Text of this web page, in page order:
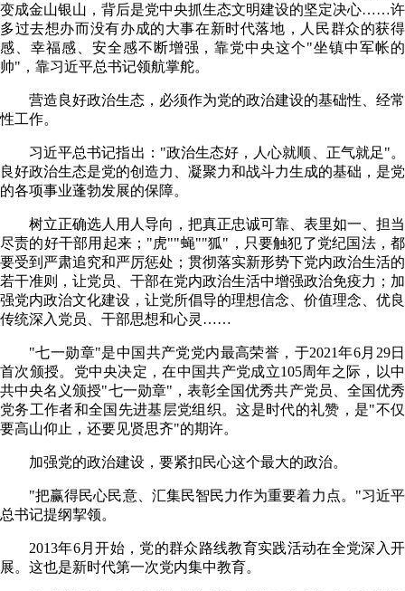
变成金山银山，背后是党中央抓生态文明建设的坚定决心……许
多过去想办而没有办成的大事在新时代落地，人民群众的获得
感、幸福感、安全感不断增强，靠党中央这个"坐镇中军帐的
帅"，靠习近平总书记领航掌舵。
营造良好政治生态，必须作为党的政治建设的基础性、经常
性工作。
习近平总书记指出："政治生态好，人心就顺、正气就足"。
良好政治生态是党的创造力、凝聚力和战斗力生成的基础，是党
的各项事业蓬勃发展的保障。
树立正确选人用人导向，把真正忠诚可靠、表里如一、担当
尽责的好干部用起来；"虎""蝇""狐"，只要触犯了党纪国法，都
要受到严肃追究和严厉惩处；贯彻落实新形势下党内政治生活的
若干准则，让党员、干部在党内政治生活中增强政治免疫力；加
强党内政治文化建设，让党所倡导的理想信念、价值理念、优良
传统深入党员、干部思想和心灵……
"七一勋章"是中国共产党党内最高荣誉，于2021年6月29日
首次颁授。党中央决定，在中国共产党成立105周年之际，以中
共中央名义颁授"七一勋章"，表彰全国优秀共产党员、全国优秀
党务工作者和全国先进基层党组织。这是时代的礼赞，是"不仅
要高山仰止，还要见贤思齐"的期许。
加强党的政治建设，要紧扣民心这个最大的政治。
"把赢得民心民意、汇集民智民力作为重要着力点。"习近平
总书记提纲挈领。
2013年6月开始，党的群众路线教育实践活动在全党深入开
展。这也是新时代第一次党内集中教育。